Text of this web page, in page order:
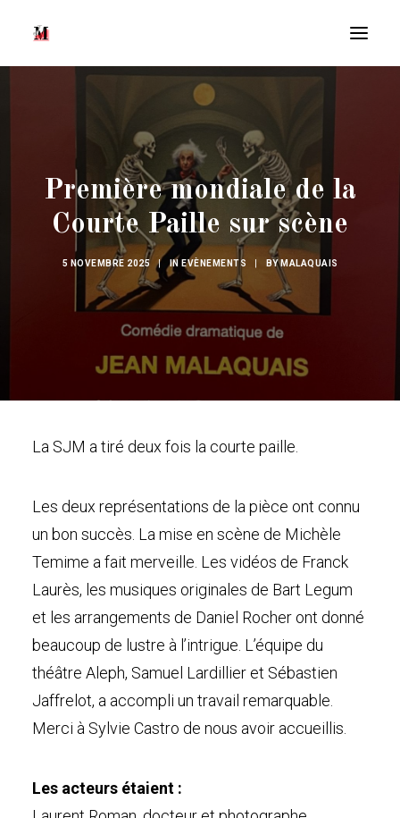
Recherche
Première mondiale de la
Courte Paille sur scène
5 NOVEMBRE 2025 | IN EVÈNEMENTS BYMALAQUAIS
La SJM a tiré deux fois la courte paille.
Les deux représentations de la pièce ont connu
un bon succès. La mise en scène de Michèle
Temime a fait merveille. Les vidéos de Franck
Laurès, les musiques originales de Bart Legum
et les arrangements de Daniel Rocher ont donné
beaucoup de lustre à l’intrigue. L’équipe du
théâtre Aleph, Samuel Lardillier et Sébastien
Jaffrelot, a accompli un travail remarquable.
Merci à Sylvie Castro de nous avoir accueillis.
Les acteurs étaient :